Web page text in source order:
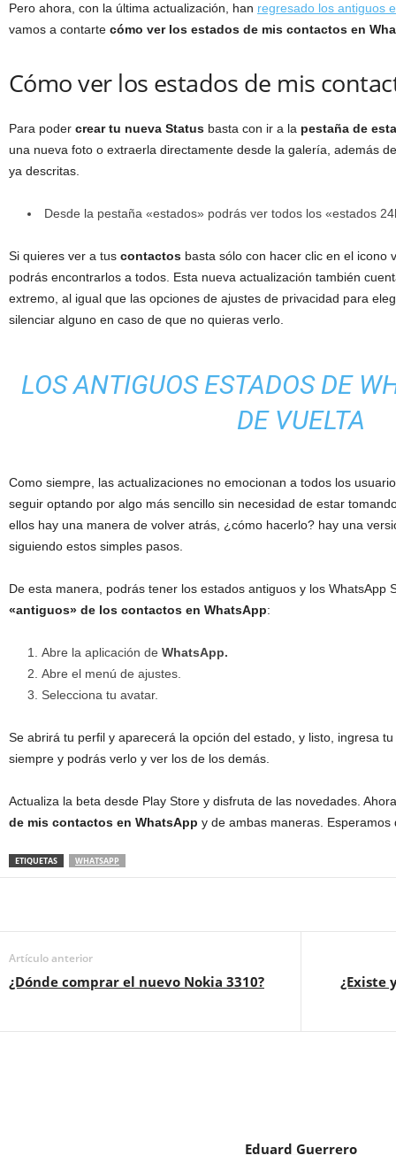
Pero ahora, con la última actualización, han regresado los antiguos
vamos a contarte cómo ver los estados de mis contactos en
Cómo ver los estados de mis
Para poder crear tu nueva Status basta con ir a la pestaña de
una nueva foto o extraerla directamente desde la galería, además
ya descritas.
Desde la pestaña «estados» podrás ver todos los «estados
Si quieres ver a tus contactos basta sólo con hacer clic en el icono
podrás encontrarlos a todos. Esta nueva actualización también
extremo, al igual que las opciones de ajustes de privacidad para
silenciar alguno en caso de que no quieras verlo.
LOS ANTIGUOS ESTADOS DE
DE VUELTA
Como siempre, las actualizaciones no emocionan a todos los
seguir optando por algo más sencillo sin necesidad de estar
ellos hay una manera de volver atrás, ¿cómo hacerlo? hay una
siguiendo estos simples pasos.
De esta manera, podrás tener los estados antiguos y los WhatsApp
«antiguos» de los contactos en WhatsApp:
Abre la aplicación de WhatsApp.
Abre el menú de ajustes.
Selecciona tu avatar.
Se abrirá tu perfil y aparecerá la opción del estado, y listo, ingresa
siempre y podrás verlo y ver los de los demás.
Actualiza la beta desde Play Store y disfruta de las novedades.
de mis contactos en WhatsApp y de ambas maneras.
ETIQUETAS WHATSAPP
Artículo anterior
¿Dónde comprar el nuevo Nokia 3310? ¿Existe
Eduard Guerrero